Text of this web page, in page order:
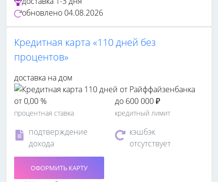
обновлено 04.08.2026
Кредитная карта «110 дней без
процентов»
доставка на дом
от 0,00 %
процентная ставка
до 600 000 ₽
кредитный лимит
подтверждение
дохода
кэшбэк
отсутствует
ОФОРМИТЬ КАРТУ